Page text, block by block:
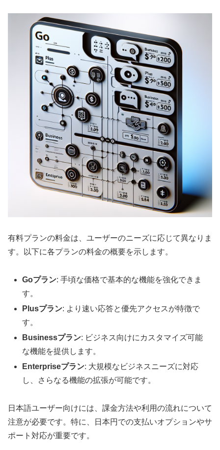
有料プランの料金は、ユーザーのニーズに応じて異なりま
す。以下に各プランの料金の概要を示します。
Goプラン: 手頃な価格で基本的な機能を強化できま
す。
Plusプラン: より速い応答と優先アクセスが特徴で
す。
Businessプラン: ビジネス向けにカスタマイズ可能
な機能を提供します。
Enterpriseプラン: 大規模なビジネスニーズに対応
し、さらなる機能の拡張が可能です。
日本語ユーザー向けには、課金方法や利用の流れについて
注意が必要です。特に、日本円での支払いオプションやサ
ポート対応が重要です。